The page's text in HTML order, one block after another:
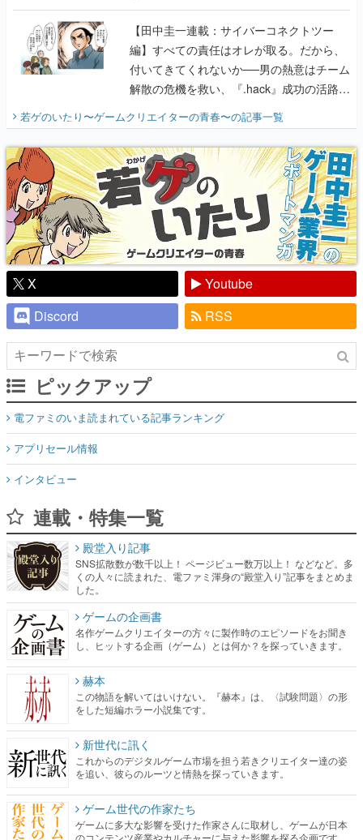
に行って、より理解を深めよう【PR】
【田中圭一連載：サイバーコネクトツー
編】すべての責任はオレが取る。だから、
付いてきてくれないか──男の熱意はチーム
解散の危機を救い、『.hack』成功の活路を
開く。業界の快男児・松山 洋に流れる血は
『少年ジャンプ』色だった【若ゲのいた
り】
若ゲのいたり〜ゲームクリエイターの青春〜の記事一覧
X
Youtube
Discord
RSS
ピックアップ
電ファミのいま読まれている記事ランキング
アプリセール情報
インタビュー
連載・特集一覧
殿堂入り記事
SNS拡散数が数千以上！ ページビュー数万以上！ などなど。多
くの人々に読まれた、電ファミ渾身の“殿堂入り”記事をまとめま
した。
ゲームの企画書
名作ゲームクリエイターの方々に製作時のエピソードをお聞き
し、ヒットする企画（ゲーム）とは何か？を探っていきます。
赫本
この物語を解いてはいけない。『赫本』は、〈試験問題〉の形
をした短編ホラー小説集です。
新世代に訊く
これからのデジタルゲーム市場を担う若きクリエイター達の姿
を追い、彼らのルーツと情熱を探っていきます。
ゲーム世代の作家たち
ゲームに多大な影響を受けた作家さんに取材し、ゲームが日本